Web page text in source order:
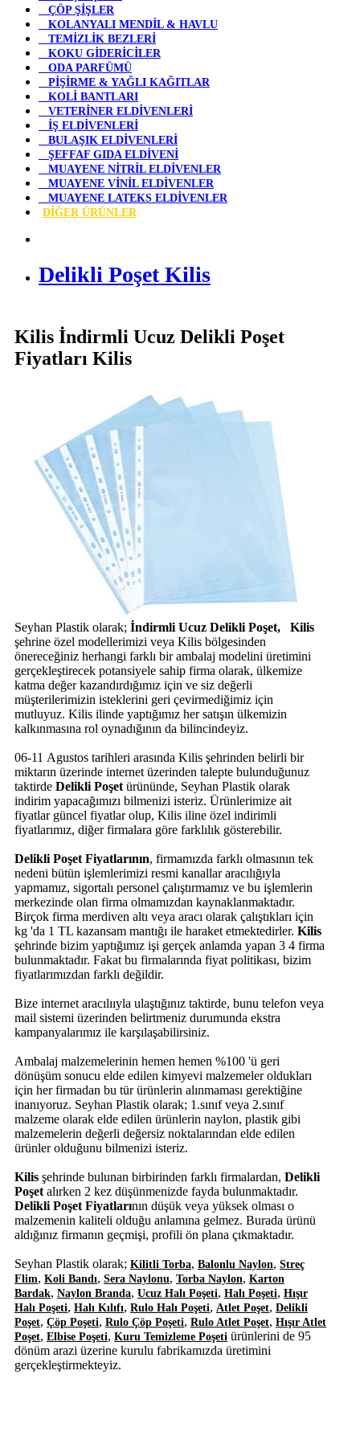
ÇÖP ŞİŞLER
KOLANYALI MENDİL & HAVLU
TEMİZLİK BEZLERİ
KOKU GİDERİCİLER
ODA PARFÜMÜ
PİŞİRME & YAĞLI KAĞITLAR
KOLİ BANTLARI
VETERİNER ELDİVENLERİ
İŞ ELDİVENLERİ
BULAŞIK ELDİVENLERİ
ŞEFFAF GIDA ELDİVENİ
MUAYENE NİTRİL ELDİVENLER
MUAYENE VİNİL ELDİVENLER
MUAYENE LATEKS ELDİVENLER
DİĞER ÜRÜNLER
Delikli Poşet Kilis
Kilis İndirmli Ucuz Delikli Poşet
Fiyatları Kilis
Seyhan Plastik olarak; İndirmli Ucuz Delikli Poşet, Kilis
şehrine özel modellerimizi veya Kilis bölgesinden
önereceğiniz herhangi farklı bir ambalaj modelini üretimini
gerçekleştirecek potansiyele sahip firma olarak, ülkemize
katma değer kazandırdığımız için ve siz değerli
müşterilerimizin isteklerini geri çevirmediğimiz için
mutluyuz. Kilis ilinde yaptığımız her satışın ülkemizin
kalkınmasına rol oynadığının da bilincindeyiz.
06-11 Agustos tarihleri arasında Kilis şehrinden belirli bir
miktarın üzerinde internet üzerinden talepte bulunduğunuz
taktirde Delikli Poşet ürününde, Seyhan Plastik olarak
indirim yapacağımızı bilmenizi isteriz. Ürünlerimize ait
fiyatlar güncel fiyatlar olup, Kilis iline özel indirimli
fiyatlarımız, diğer firmalara göre farklılık gösterebilir.
Delikli Poşet Fiyatlarının, firmamızda farklı olmasının tek
nedeni bütün işlemlerimizi resmi kanallar aracılığıyla
yapmamız, sigortalı personel çalıştırmamız ve bu işlemlerin
merkezinde olan firma olmamızdan kaynaklanmaktadır.
Birçok firma merdiven altı veya aracı olarak çalıştıkları için
kg 'da 1 TL kazansam mantığı ile haraket etmektedirler. Kilis
şehrinde bizim yaptığımız işi gerçek anlamda yapan 3 4 firma
bulunmaktadır. Fakat bu firmalarında fiyat politikası, bizim
fiyatlarımızdan farklı değildir.
Bize internet aracılııyla ulaştığınız taktirde, bunu telefon veya
mail sistemi üzerinden belirtmeniz durumunda ekstra
kampanyalarımız ile karşılaşabilirsiniz.
Ambalaj malzemelerinin hemen hemen %100 'ü geri
dönüşüm sonucu elde edilen kimyevi malzemeler oldukları
için her firmadan bu tür ürünlerin alınmaması gerektiğine
inanıyoruz. Seyhan Plastik olarak; 1.sınıf veya 2.sınıf
malzeme olarak elde edilen ürünlerin naylon, plastik gibi
malzemelerin değerli değersiz noktalarından elde edilen
ürünler olduğunu bilmenizi isteriz.
Kilis şehrinde bulunan birbirinden farklı firmalardan, Delikli
Poşet alırken 2 kez düşünmenizde fayda bulunmaktadır.
Delikli Poşet Fiyatlarının düşük veya yüksek olması o
malzemenin kaliteli olduğu anlamına gelmez. Burada ürünü
aldığınız firmanın geçmişi, profili ön plana çıkmaktadır.
Seyhan Plastik olarak; Kilitli Torba, Balonlu Naylon, Streç
Flim, Koli Bandı, Sera Naylonu, Torba Naylon, Karton
Bardak, Naylon Branda, Ucuz Halı Poşeti, Halı Poşeti, Hışır
Halı Poşeti, Halı Kılıfı, Rulo Halı Poşeti, Atlet Poşet, Delikli
Poşet, Çöp Poşeti, Rulo Çöp Poşeti, Rulo Atlet Poşet, Hışır Atlet
Poşet, Elbise Poşeti, Kuru Temizleme Poşeti ürünlerini de 95
dönüm arazi üzerine kurulu fabrikamızda üretimini
gerçekleştirmekteyiz.